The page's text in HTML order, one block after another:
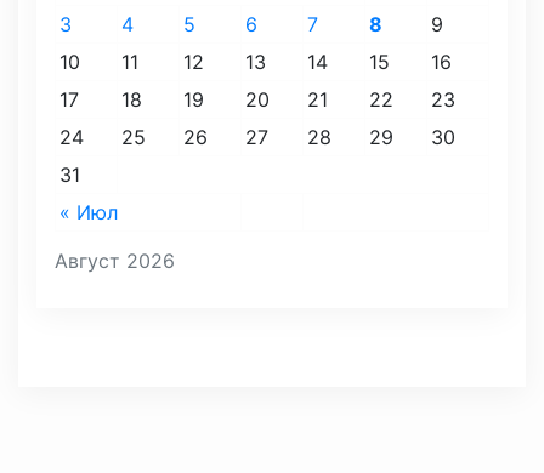
Август 2026
« Июл
3
4 5 6 7 8
9
10
11 12 13 14 15
16
17
18 19 20 21 22
23
24
25 26 27 28 29
30
31